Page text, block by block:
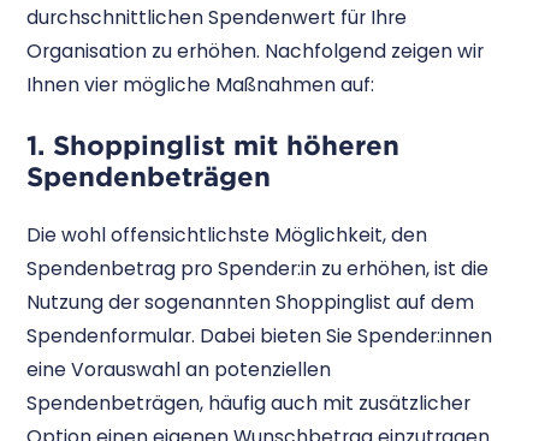
durchschnittlichen Spendenwert für Ihre
Organisation zu erhöhen. Nachfolgend zeigen wir
Ihnen vier mögliche Maßnahmen auf:
1. Shoppinglist mit höheren
Spendenbeträgen
Die wohl offensichtlichste Möglichkeit, den
Spendenbetrag pro Spender:in zu erhöhen, ist die
Nutzung der sogenannten Shoppinglist auf dem
Spendenformular. Dabei bieten Sie Spender:innen
eine Vorauswahl an potenziellen
Spendenbeträgen, häufig auch mit zusätzlicher